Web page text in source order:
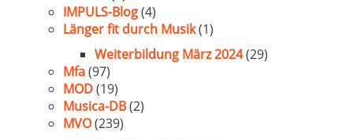
IMPULS-Blog(4)
Länger fit durch Musik(1)
Weiterbildung März 2024(29)
Mfa(97)
MOD(19)
Musica-DB(2)
MVO(239)